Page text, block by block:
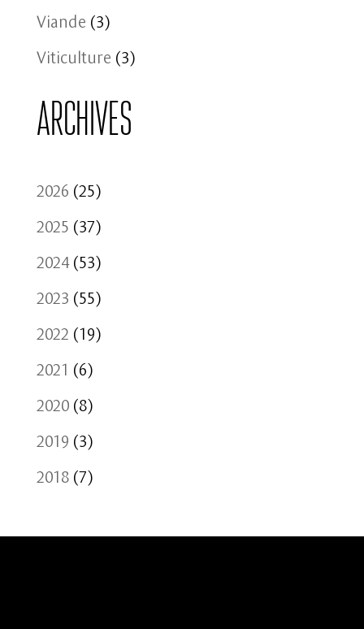
Viande (3)
Viticulture (3)
Archives
2026 (25)
2025 (37)
2024(53)
2023 (55)
2022 (19)
2021 (6)
2020(8)
2019 (3)
2018(7)